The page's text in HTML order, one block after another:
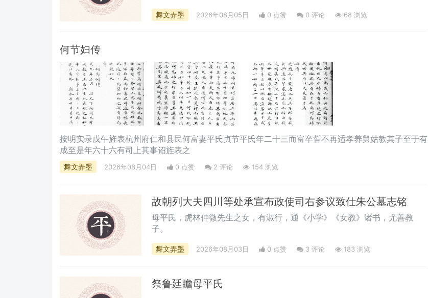
舞文弄墨 2026年08月05日 0 点赞 0 评论 68 浏览
何节妇传
按明实录ㅤ戊午旌表杭州府仁和县民何富妻平氏贞节平氏年二十三而富卒誓不再适孝养舅姑教其子至于有
成至是年六十六有司上其事诏旌表之
舞文弄墨 2026年08月04日 0 点赞 2 评论 154 浏览
故朝列大夫四川等处承宣布政使司右参议致仕朱公墓志铭
母平氏，虎林仲微先生之女，有淑行，通《小学》《女教》诸书，尤善教
子。
舞文弄墨 2026年08月03日 0 点赞 3 评论 183 浏览
祭鲁廷瞻母平氏